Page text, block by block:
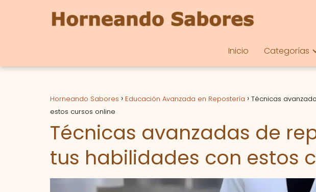
Inicio Categorías
Horneando Sabores Educación Avanzada en Repostería
Técnicas
estos cursos online
Técnicas avanzadas de
tus habilidades con estos